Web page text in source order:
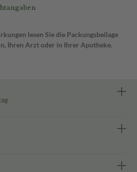
lesen Sie die Packungsbeilage
Ihren Arzt oder in Ihrer Apotheke.